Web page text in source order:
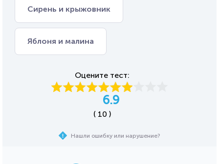
Сирень и крыжовник
Яблоня и малина
Оцените тест:
6.9
( 10 )
Нашли ошибку или нарушение?